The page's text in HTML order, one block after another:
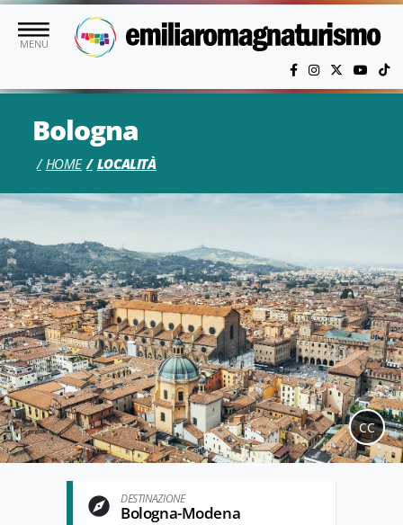
Vai al contenuto principale
MENU
Bologna
HOME LOCALITÀ
CC
DESTINAZIONE
Bologna-Modena